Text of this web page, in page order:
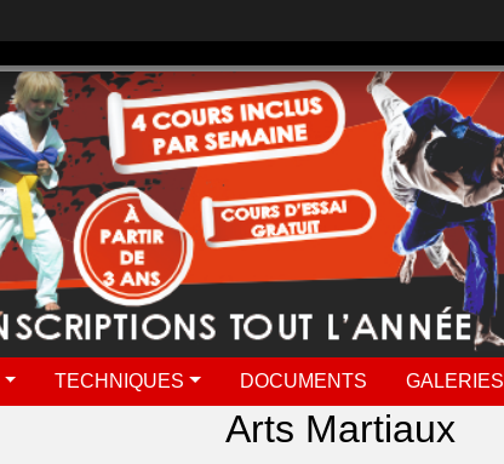
TECHNIQUES DOCUMENTS GALERIES
Arts Martiaux